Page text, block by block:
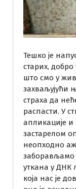
Тешко је
старих,
што смо у
захваљујући
страха да
распасти. У
апликације
застарелом
неопходно
заборављамо
уткана у ДНК
која нас је